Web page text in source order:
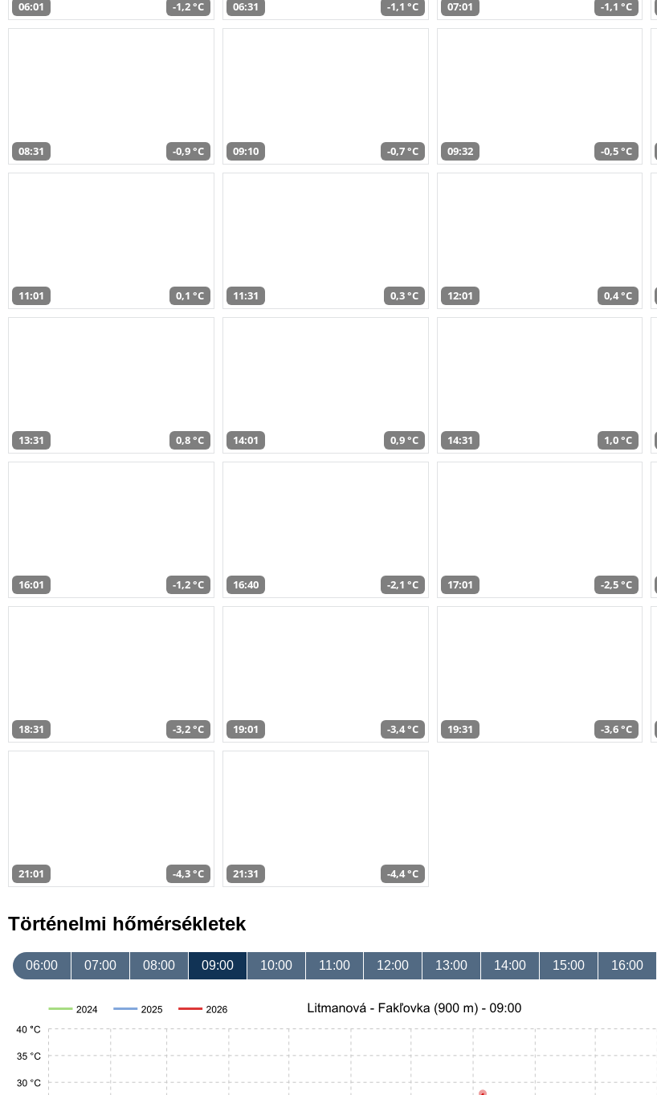
06:01 -1,2 °C 06:31 -1,1 °C 07:01 -1,1 °C
08:31 -0,9 °C 09:10 -0,7 °C 09:32 -0,5 °C
11:01 0,1 °C 11:31 0,3 °C 12:01 0,4 °C
13:31 0,8 °C 14:01 0,9 °C 14:31 1,0 °C
16:01 -1,2 °C 16:40 -2,1 °C 17:01 -2,5 °C
18:31 -3,2 °C 19:01 -3,4 °C 19:31 -3,6 °C
21:01 -4,3 °C 21:31 -4,4 °C
Történelmi hőmérsékletek
06:00 07:00 08:00 09:00 10:00 11:00 12:00 13:00 14:00 15:00 16:00